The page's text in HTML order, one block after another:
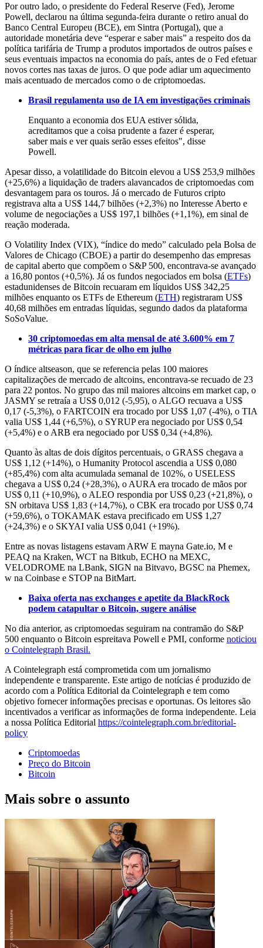
Por outro lado, o presidente do Federal Reserve (Fed), Jerome
Powell, declarou na última segunda-feira durante o retiro anual do
Banco Central Europeu (BCE), em Sintra (Portugal), que a
autoridade monetária deve “esperar e saber mais” a respeito dos da
política tarifária de Trump a produtos importados de outros países e
seus eventuais impactos na economia do país, antes de o Fed efetuar
novos cortes nas taxas de juros. O que pode adiar um aquecimento
mais acentuado de mercados como o de criptomoedas.
Brasil regulamenta uso de IA em investigações criminais
Enquanto a economia dos EUA estiver sólida,
acreditamos que a coisa prudente a fazer é esperar,
saber mais e ver quais serão esses efeitos", disse
Powell.
Apesar disso, a volatilidade do Bitcoin elevou a US$ 253,9 milhões
(+25,6%) a liquidação de traders alavancados de criptomoedas com
desvantagem para os touros. Já o mercado de Futuros cripto
registrava alta a US$ 144,7 bilhões (+2,3%) no Interesse Aberto e
volume de negociações a US$ 197,1 bilhões (+1,1%), em sinal de
reação moderada.
O Volatility Index (VIX), “índice do medo” calculado pela Bolsa de
Valores de Chicago (CBOE) a partir do desempenho das empresas
de capital aberto que compõem o S&P 500, encontrava-se avançado
a 16,80 pontos (+0,5%). Já os fundos negociados em bolsa (ETFs)
estadunidenses de Bitcoin recuaram em líquidos US$ 342,25
milhões enquanto os ETFs de Ethereum (ETH) registraram US$
40,68 milhões em entradas líquidas, segundo dados da plataforma
SoSoValue.
30 criptomoedas em alta mensal de até 3.600% em 7
métricas para ficar de olho em julho
O índice altseason, que se referencia pelas 100 maiores
capitalizações de mercado de altcoins, encontrava-se recuado de 23
para 22 pontos. No grupo das mil maiores altcoins em market cap, o
JASMY se retraía a US$ 0,012 (-5,95), o ALGO recuava a US$
0,17 (-5,3%), o FARTCOIN era trocado por US$ 1,07 (-4%), o TIA
valia US$ 1,44 (+6,5%), o SYRUP era negociado por US$ 0,54
(+5,4%) e o ARB era negociado por US$ 0,34 (+4,8%).
Quanto às altas de dois dígitos percentuais, o GRASS chegava a
US$ 1,12 (+14%), o Humanity Protocol ascendia a US$ 0,080
(+85,4%) com alta acumulada semanal de 102%, o USELESS
chegava a US$ 0,24 (+28,3%), o AURA era trocado de mãos por
US$ 0,11 (+10,9%), o ALEO respondia por US$ 0,23 (+21,8%), o
SN orbitava US$ 1,83 (+14,7%), o CBK era trocado por US$ 0,74
(+59,6%), o TOKAMAK estava precificado em US$ 1,27
(+24,3%) e o SKYAI valia US$ 0,041 (+19%).
Entre as novas listagens estavam ARW E mayna Gate.io, M e
PEAQ na Kraken, WCT na Bitkub, ECHO na MEXC,
VELODROME na LBank, SIGN na Bitvavo, BGSC na Phemex,
w na Coinbase e STOP na BitMart.
Baixa oferta nas exchanges e apetite da BlackRock
podem catapultar o Bitcoin, sugere análise
No dia anterior, as criptomoedas seguiram na contramão do S&P
500 enquanto o Bitcoin espreitava Powell e PMI, conforme noticiou
o Cointelegraph Brasil.
A Cointelegraph está comprometida com um jornalismo
independente e transparente. Este artigo de notícias é produzido de
acordo com a Política Editorial da Cointelegraph e tem como
objetivo fornecer informações precisas e oportunas. Os leitores são
incentivados a verificar as informações de forma independente. Leia
a nossa Política Editorial https://cointelegraph.com.br/editorial-
policy
Criptomoedas
Preço do Bitcoin
Bitcoin
Mais sobre o assunto